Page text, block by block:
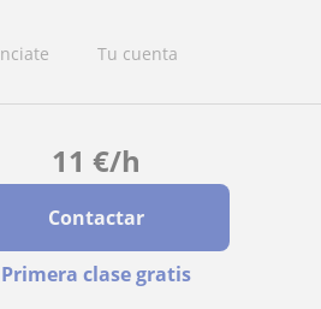
Tu cuenta
11 €/h
Contactar
Primera clase gratis